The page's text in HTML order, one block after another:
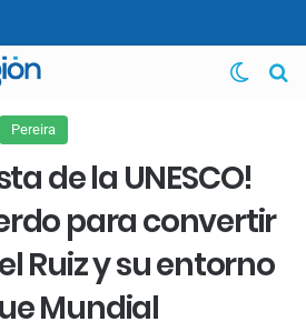
Pereira
de la UNESCO!
para convertir
Ruiz y su entorno
Mundial